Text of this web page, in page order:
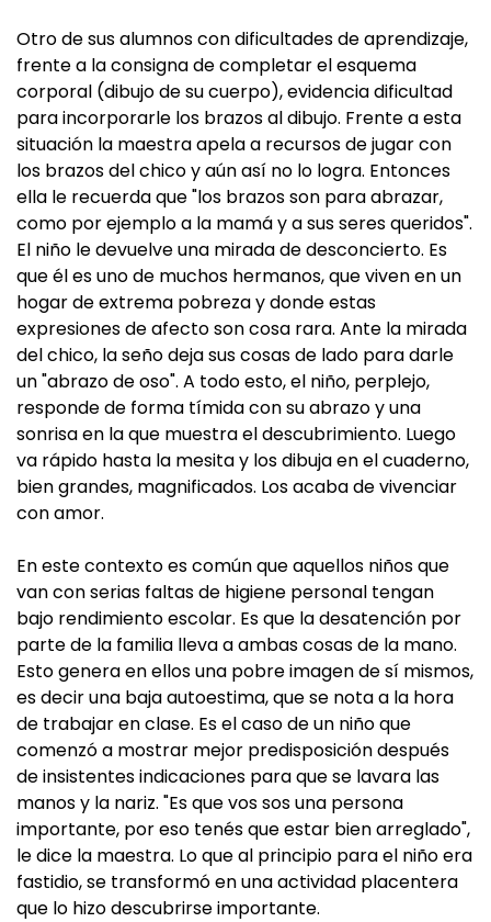
Otro de sus alumnos con dificultades de aprendizaje,
frente a la consigna de completar el esquema
corporal (dibujo de su cuerpo), evidencia dificultad
para incorporarle los brazos al dibujo. Frente a esta
situación la maestra apela a recursos de jugar con
los brazos del chico y aún así no lo logra. Entonces
ella le recuerda que "los brazos son para abrazar,
como por ejemplo a la mamá y a sus seres queridos".
El niño le devuelve una mirada de desconcierto. Es
que él es uno de muchos hermanos, que viven en un
hogar de extrema pobreza y donde estas
expresiones de afecto son cosa rara. Ante la mirada
del chico, la seño deja sus cosas de lado para darle
un "abrazo de oso". A todo esto, el niño, perplejo,
responde de forma tímida con su abrazo y una
sonrisa en la que muestra el descubrimiento. Luego
va rápido hasta la mesita y los dibuja en el cuaderno,
bien grandes, magnificados. Los acaba de vivenciar
con amor.
En este contexto es común que aquellos niños que
van con serias faltas de higiene personal tengan
bajo rendimiento escolar. Es que la desatención por
parte de la familia lleva a ambas cosas de la mano.
Esto genera en ellos una pobre imagen de sí mismos,
es decir una baja autoestima, que se nota a la hora
de trabajar en clase. Es el caso de un niño que
comenzó a mostrar mejor predisposición después
de insistentes indicaciones para que se lavara las
manos y la nariz. "Es que vos sos una persona
importante, por eso tenés que estar bien arreglado",
le dice la maestra. Lo que al principio para el niño era
fastidio, se transformó en una actividad placentera
que lo hizo descubrirse importante.